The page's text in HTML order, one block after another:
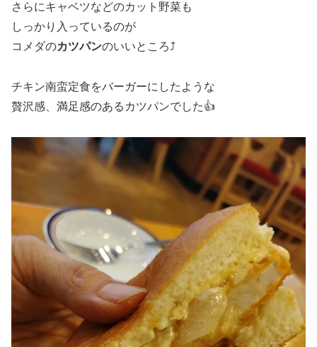
さらにキャベツなどのカット野菜も
しっかり入っているのが
コメダのカツパンのいいところ⤴
チキン南蛮定食をバーガーにしたような
贅沢感、満足感のあるカツパンでした👍